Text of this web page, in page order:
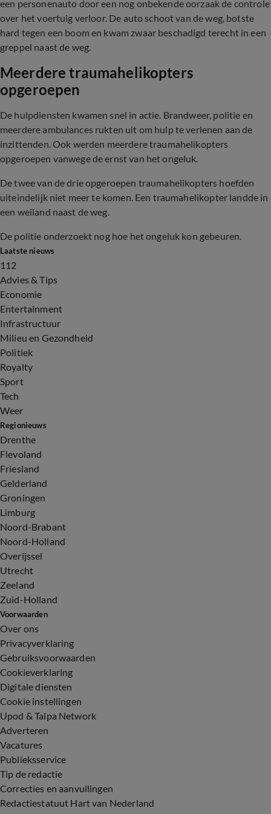
een personenauto door een nog onbekende oorzaak de controle
over het voertuig verloor. De auto schoot van de weg, botste
hard tegen een boom en kwam zwaar beschadigd terecht in een
greppel naast de weg.
Meerdere traumahelikopters
opgeroepen
De hulpdiensten kwamen snel in actie. Brandweer, politie en
meerdere ambulances rukten uit om hulp te verlenen aan de
inzittenden. Ook werden meerdere traumahelikopters
opgeroepen vanwege de ernst van het ongeluk.
De twee van de drie opgeroepen traumahelikopters hoefden
uiteindelijk niet meer te komen. Een traumahelikopter landde in
een weiland naast de weg.
De politie onderzoekt nog hoe het ongeluk kon gebeuren.
Laatste nieuws
112
Advies & Tips
Economie
Entertainment
Infrastructuur
Milieu en Gezondheid
Politiek
Royalty
Sport
Tech
Weer
Regionieuws
Drenthe
Flevoland
Friesland
Gelderland
Groningen
Limburg
Noord-Brabant
Noord-Holland
Overijssel
Utrecht
Zeeland
Zuid-Holland
Voorwaarden
Over ons
Privacyverklaring
Gebruiksvoorwaarden
Cookieverklaring
Digitale diensten
Cookie instellingen
Upod & Talpa Network
Adverteren
Vacatures
Publieksservice
Tip de redactie
Correcties en aanvullingen
Redactiestatuut Hart van Nederland